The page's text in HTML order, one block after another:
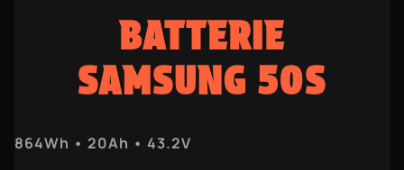
BATTERIE
SAMSUNG 50S
864Wh • 20Ah • 43.2V